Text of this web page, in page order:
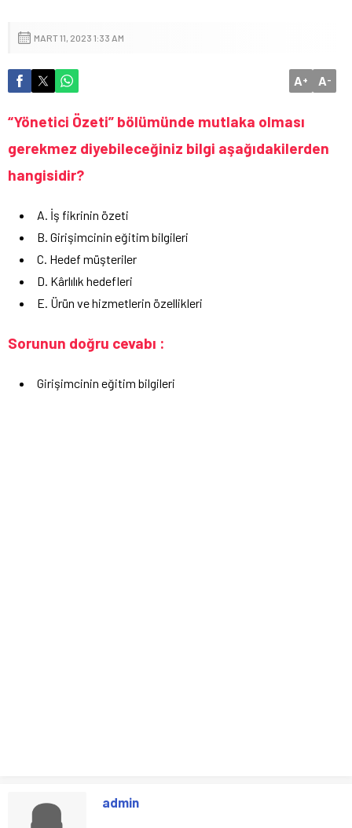
MART 11, 2023 1:33 AM
A+ A-
“Yönetici Özeti” bölümünde mutlaka olması
gerekmez diyebileceğiniz bilgi aşağıdakilerden
hangisidir?
A. İş fikrinin özeti
B. Girişimcinin eğitim bilgileri
C. Hedef müşteriler
D. Kârlılık hedefleri
E. Ürün ve hizmetlerin özellikleri
Sorunun doğru cevabı :
Girişimcinin eğitim bilgileri
admin